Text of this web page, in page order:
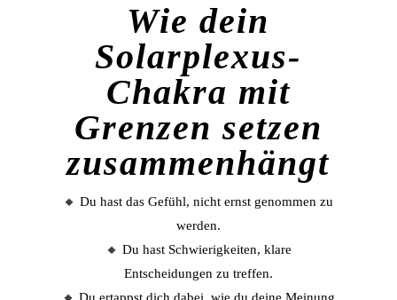
Wie dein
Solarplexus-
Chakra mit
Grenzen setzen
zusammenhängt
🔸 Du hast das Gefühl, nicht ernst genommen zu
werden.
🔸 Du hast Schwierigkeiten, klare
Entscheidungen zu treffen.